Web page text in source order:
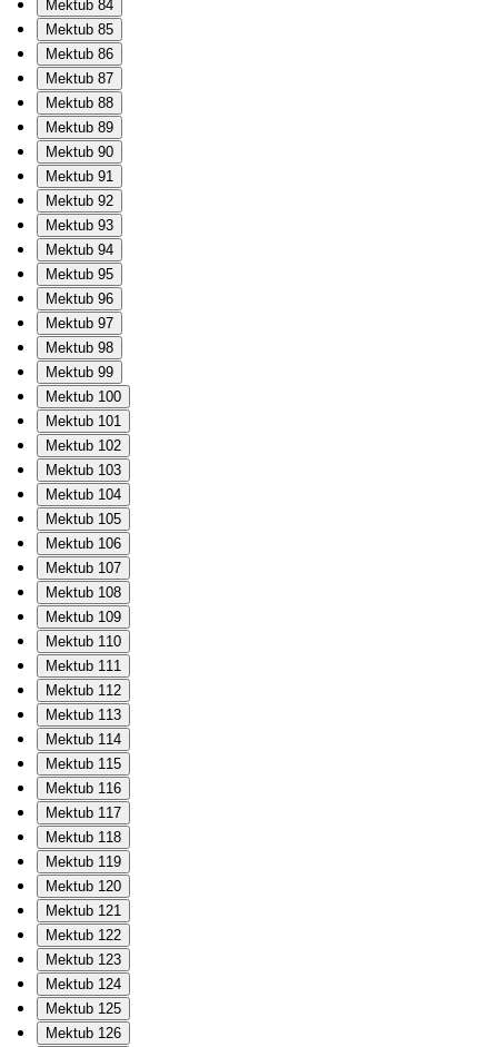
Mektub 84
Mektub 85
Mektub 86
Mektub 87
Mektub 88
Mektub 89
Mektub 90
Mektub 91
Mektub 92
Mektub 93
Mektub 94
Mektub 95
Mektub 96
Mektub 97
Mektub 98
Mektub 99
Mektub 100
Mektub 101
Mektub 102
Mektub 103
Mektub 104
Mektub 105
Mektub 106
Mektub 107
Mektub 108
Mektub 109
Mektub 110
Mektub 111
Mektub 112
Mektub 113
Mektub 114
Mektub 115
Mektub 116
Mektub 117
Mektub 118
Mektub 119
Mektub 120
Mektub 121
Mektub 122
Mektub 123
Mektub 124
Mektub 125
Mektub 126